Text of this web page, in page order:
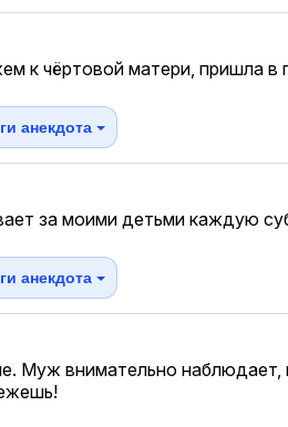
к чёртовой матери, пришла в
анекдота
за моими детьми каждую
анекдота
Муж внимательно наблюдает,